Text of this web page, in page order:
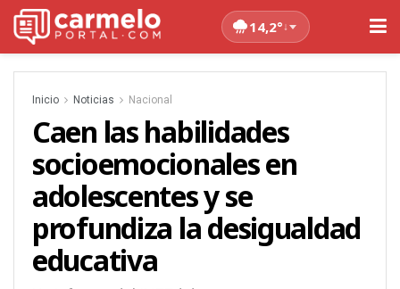
14,2°↓
Inicio Noticias Nacional
Caen las habilidades
socioemocionales en
adolescentes y se
profundiza la desigualdad
educativa